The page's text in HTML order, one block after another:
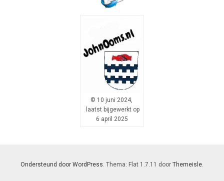
© 10 juni 2024,
laatst bijgewerkt op
6 april 2025
Ondersteund door WordPress . Thema: Flat 1.7.11 door Themeisle